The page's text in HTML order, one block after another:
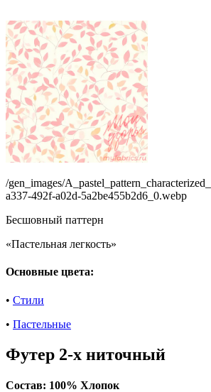
/gen_images/
a337-492f-a02d-5a2be455b2d6_0.webp
Бесшовный паттерн
«Пастельная легкость»
Основные цвета:
• Стили
• Пастельные
Футер 2-х ниточный
Состав: 100% Хлопок